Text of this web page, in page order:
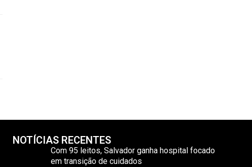
NOTÍCIAS RECENTES
Com 95 leitos, Salvador ganha hospital focado
em transição de cuidados